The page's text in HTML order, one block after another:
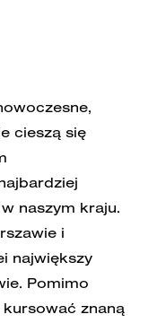
cieszą się
naszym kraju.
i
największy
Pomimo
znaną